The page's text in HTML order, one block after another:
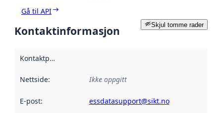
Gå til API
Skjul tomme rader
Kontaktinformasjon
Kontaktpunkt
Nettside: Ikke oppgitt
E-post: essdatasupport@sikt.no